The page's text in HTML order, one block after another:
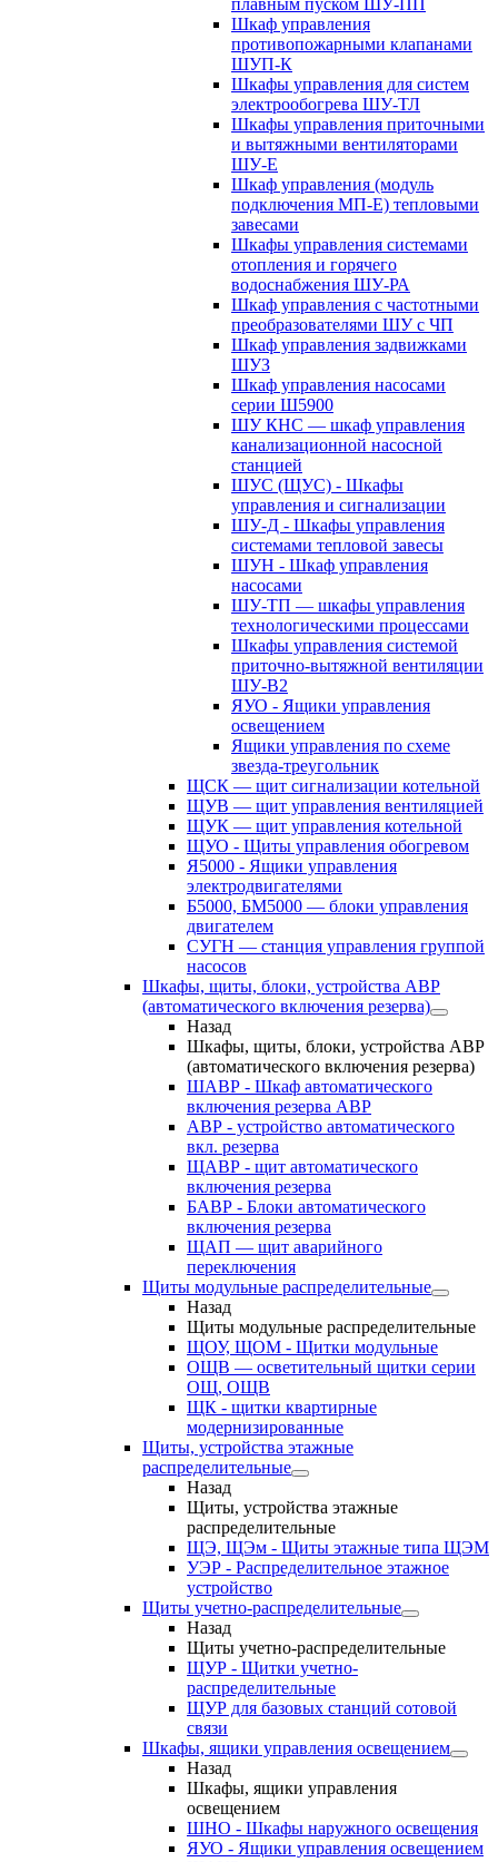
плавным пуском ШУ-ПП
Шкаф управления
противопожарными клапанами
ШУП-К
Шкафы управления для систем
электрообогрева ШУ-ТЛ
Шкафы управления приточными
и вытяжными вентиляторами
ШУ-Е
Шкаф управления (модуль
подключения МП-Е) тепловыми
завесами
Шкафы управления системами
отопления и горячего
водоснабжения ШУ-РА
Шкаф управления с частотными
преобразователями ШУ с ЧП
Шкаф управления задвижками
ШУЗ
Шкаф управления насосами
серии Ш5900
ШУ КНС — шкаф управления
канализационной насосной
станцией
ШУС (ЩУС) - Шкафы
управления и сигнализации
ШУ-Д - Шкафы управления
системами тепловой завесы
ШУН - Шкаф управления
насосами
ШУ-ТП — шкафы управления
технологическими процессами
Шкафы управления системой
приточно-вытяжной вентиляции
ШУ-В2
ЯУО - Ящики управления
освещением
Ящики управления по схеме
звезда-треугольник
ЩСК — щит сигнализации котельной
ЩУВ — щит управления вентиляцией
ЩУК — щит управления котельной
ЩУО - Щиты управления обогревом
Я5000 - Ящики управления
электродвигателями
Б5000, БМ5000 — блоки управления
двигателем
СУГН — станция управления группой
насосов
Шкафы, щиты, блоки, устройства АВР
(автоматического включения резерва)
Назад
Шкафы, щиты, блоки, устройства АВР
(автоматического включения резерва)
ШАВР - Шкаф автоматического
включения резерва АВР
АВР - устройство автоматического
вкл. резерва
ЩАВР - щит автоматического
включения резерва
БАВР - Блоки автоматического
включения резерва
ЩАП — щит аварийного
переключения
Щиты модульные распределительные
Назад
Щиты модульные распределительные
ЩОУ, ЩОМ - Щитки модульные
ОЩВ — осветительный щитки серии
ОЩ, ОЩВ
ЩК - щитки квартирные
модернизированные
Щиты, устройства этажные
распределительные
Назад
Щиты, устройства этажные
распределительные
ЩЭ, ЩЭм - Щиты этажные типа ЩЭМ
УЭР - Распределительное этажное
устройство
Щиты учетно-распределительные
Назад
Щиты учетно-распределительные
ЩУР - Щитки учетно-
распределительные
ЩУР для базовых станций сотовой
связи
Шкафы, ящики управления освещением
Назад
Шкафы, ящики управления
освещением
ШНО - Шкафы наружного освещения
ЯУО - Ящики управления освещением